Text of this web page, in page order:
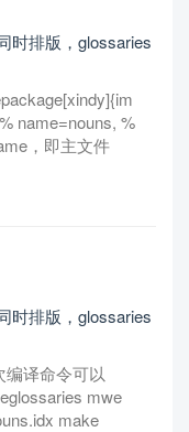
时排版，glossaries
name=nouns, %
，即主文件
时排版，glossaries
译命令可以
mwe
make